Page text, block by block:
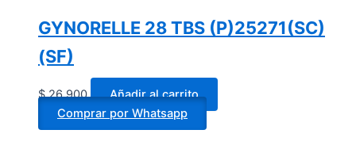
GYNORELLE 28 TBS (P)25271(SC)
(SF)
$26.900
Añadir al carrito
Comprar por Whatsapp